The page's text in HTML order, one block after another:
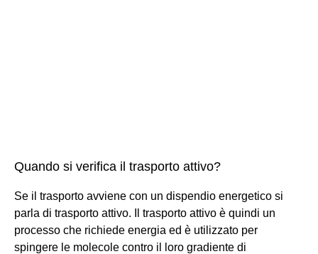
Quando si verifica il trasporto attivo?
Se il trasporto avviene con un dispendio energetico si
parla di trasporto attivo. Il trasporto attivo è quindi un
processo che richiede energia ed è utilizzato per
spingere le molecole contro il loro gradiente di